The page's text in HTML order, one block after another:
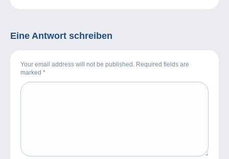
Eine Antwort schreiben
Your email address will not be published. Required fields are
marked *